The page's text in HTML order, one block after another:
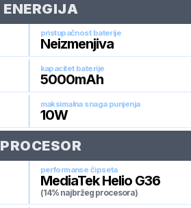
ENERGIJA
pristupačnost baterije
Neizmenjiva
kapacitet baterije
5000mAh
maksimalna snaga punjenja
10W
PROCESOR
performanse čipseta
MediaTek Helio G36
(14% najbržeg procesora)